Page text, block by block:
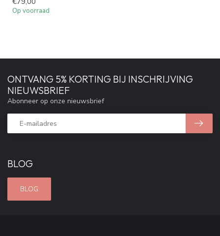
Op voorraad
BLOG
BLOG
ONTVANG 5% KORTING BIJ INSCHRIJVING
NIEUWSBRIEF
Abonneer op onze nieuwsbrief